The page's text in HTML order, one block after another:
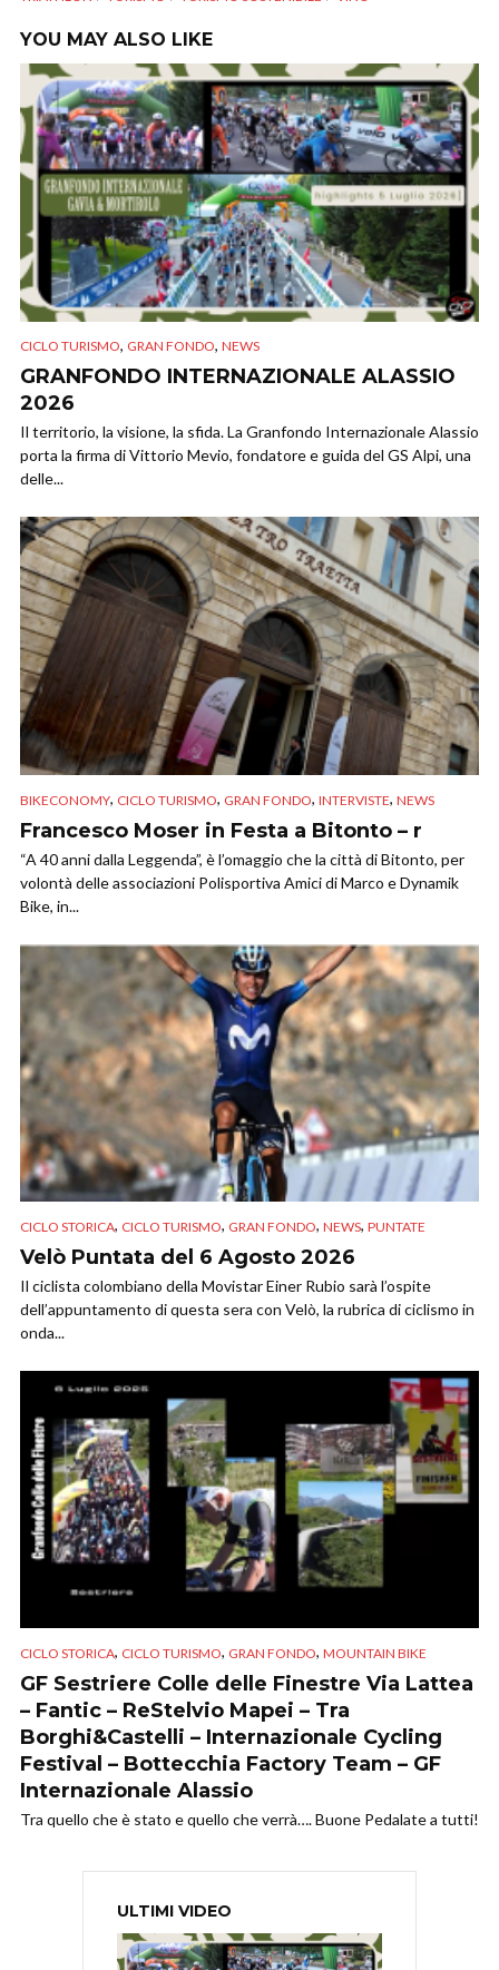
YOU MAY ALSO LIKE
CICLO TURISMO, GRAN FONDO, NEWS
GRANFONDO INTERNAZIONALE ALASSIO
2026
Il territorio, la visione, la sfida. La Granfondo Internazionale Alassio
porta la firma di Vittorio Mevio, fondatore e guida del GS Alpi, una
delle...
BIKECONOMY, CICLO TURISMO, GRAN FONDO, INTERVISTE, NEWS
Francesco Moser in Festa a Bitonto – r
“A 40 anni dalla Leggenda”, è l’omaggio che la città di Bitonto, per
volontà delle associazioni Polisportiva Amici di Marco e Dynamik
Bike, in...
CICLO STORICA, CICLO TURISMO, GRAN FONDO, NEWS, PUNTATE
Velò Puntata del 6 Agosto 2026
Il ciclista colombiano della Movistar Einer Rubio sarà l’ospite
dell’appuntamento di questa sera con Velò, la rubrica di ciclismo in
onda...
CICLO STORICA, CICLO TURISMO, GRAN FONDO, MOUNTAIN BIKE
GF Sestriere Colle delle Finestre Via Lattea
– Fantic – ReStelvio Mapei – Tra
Borghi&Castelli – Internazionale Cycling
Festival – Bottecchia Factory Team – GF
Internazionale Alassio
Tra quello che è stato e quello che verrà…. Buone Pedalate a tutti!
ULTIMI VIDEO